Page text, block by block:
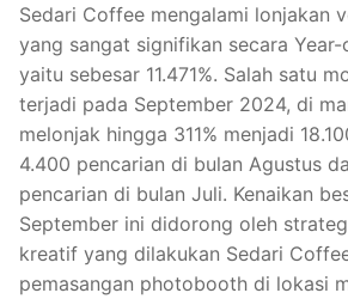
Sedari Coffee mengalami lonjakan
yang sangat signifikan secara Year-
yaitu sebesar 11.471%. Salah satu
terjadi pada September 2024, di
melonjak hingga 311% menjadi
4.400 pencarian di bulan Agustus
pencarian di bulan Juli. Kenaikan
September ini didorong oleh
kreatif yang dilakukan Sedari
pemasangan photobooth di lokasi